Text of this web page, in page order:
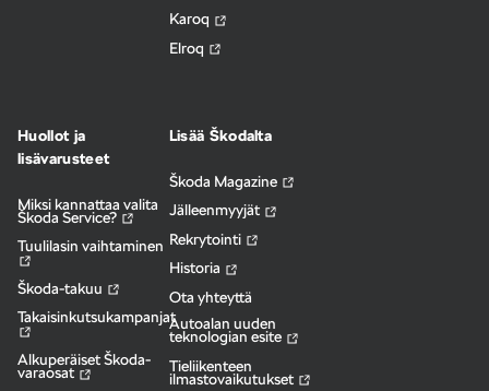
Karoq
Elroq
Huollot ja
lisävarusteet
Miksi kannattaa valita
Škoda Service?
Tuulilasin vaihtaminen
Škoda-takuu
Takaisinkutsukampanjat
Alkuperäiset Škoda-
varaosat
Lisää Škodalta
Škoda Magazine
Jälleenmyyjät
Rekrytointi
Historia
Ota yhteyttä
Autoalan uuden
teknologian esite
Tieliikenteen
ilmastovaikutukset